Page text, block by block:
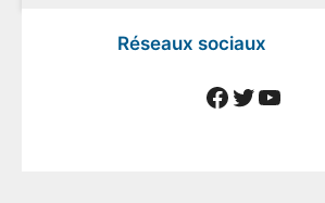
Réseaux sociaux
Facebook
Twitter